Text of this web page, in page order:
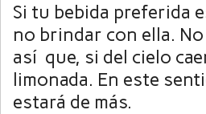
Si tu bebida preferida
no brindar con ella.
así que, si del cielo
limonada. En este
estará de más.